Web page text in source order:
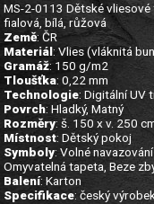
MS-2-0113 Dětské
fialová, bílá, růžová
Země: ČR
Materiál: Vlies (vláknitá
Gramáž: 150 g/m2
Tloušťka: 0,22 mm
Technologie: Digitální UV
Povrch: Hladký, Matný
Rozměry: š. 150 x v. 250
Místnost: Dětský pokoj
Symboly: Volné
Omyvatelná tapeta, Beze
Balení: Karton
Specifikace: český